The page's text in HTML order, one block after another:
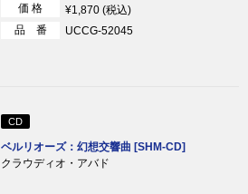
価 格
¥1,870 (税込)
品 番
UCCG-52045
CD
ベルリオーズ：幻想交響曲 [SHM-CD]
クラウディオ・アバド